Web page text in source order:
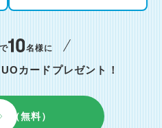
名様に
カードプレゼント！
（無料）